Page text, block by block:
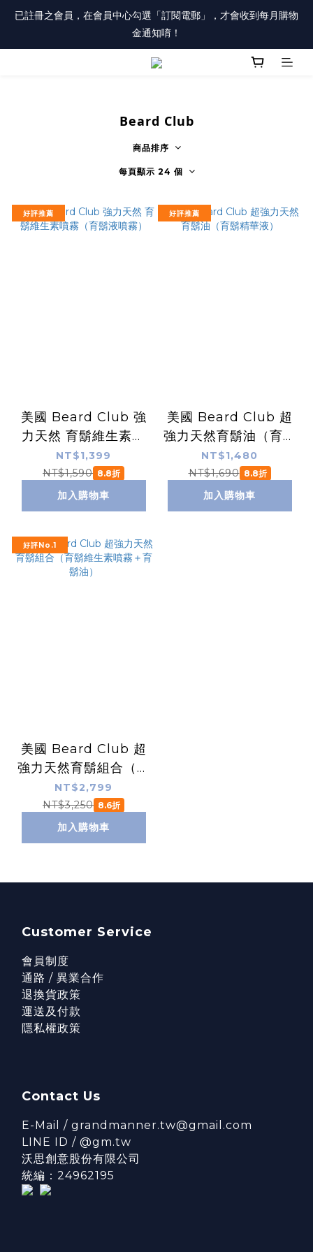
註冊會員「送100元購物金」，同時勾選「接收優惠通知」，還有
每月購物金唷！
已註冊之會員，在會員中心勾選「訂閱電郵」，才會收到每月購物
金通知唷！
註冊會員「送100元購物金」，同時勾選「接收優惠通知」，還有
Beard Club
商品排序
每頁顯示 24 個
好評推薦
美國 Beard Club 強
力天然 育鬍維生素噴
霧（育鬍液噴霧）
NT$1,399
NT$1,590 8.8折
加入購物車
好評推薦
美國 Beard Club 超
強力天然育鬍油（育鬍
精華液）
NT$1,480
NT$1,690 8.8折
加入購物車
好評No.1
美國 Beard Club 超
強力天然育鬍組合（育
鬍維生素噴霧＋育鬍
油）
NT$2,799
NT$3,250 8.6折
加入購物車
Customer Service
會員制度
通路 / 異業合作
退換貨政策
運送及付款
隱私權政策
Contact Us
E-Mail / grandmanner.tw@gmail.com
LINE ID / @gm.tw
沃思創意股份有限公司
統編：24962195